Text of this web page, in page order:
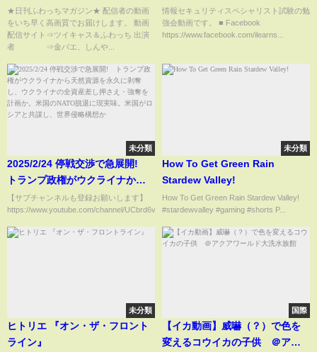
★日刊ふわっちマガジン★ 配信者の動画
をいち早く高画質でお届けします。 動画
配信サイト⇒ツイキャス＆ふわっち 出演
者 ⇒金バエ、しんや...
SC
情報セキュリティスペシャリスト試験の勉
強会動画です。 ■ Facebook
https://www.facebook.com/ilearns...
未分類
2025/2/24 停戦交渉で急展開!
トランプ政権がウクライナから
天然資源を永久に剥奪し、ウク
ライナの全資産差し押さえ・強
奪を計画か。米国のNATO脱退に
【サブチャンネルも登録お願いします】
https://www.youtube.com/channel/UCbrd6vLcjKgw5426At...
未分類
How To Get Green Rain
Stardew Valley!
How To Get Green Rain Stardew Valley!
#stardewvalley #gaming #shorts P...
未分類
ヒトリエ 『オン・ザ・フロント
ライン』
国際
【イカ動画】威嚇（？）で色を
変えるコウイカの子供 ＠アク